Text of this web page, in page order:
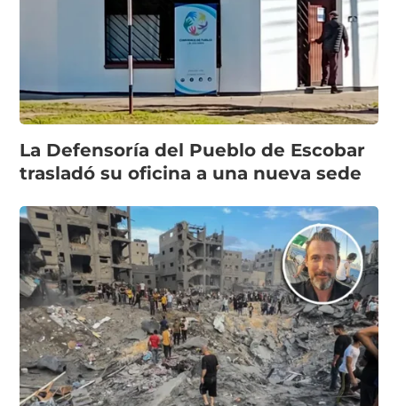
La Defensoría del Pueblo de Escobar
trasladó su oficina a una nueva sede